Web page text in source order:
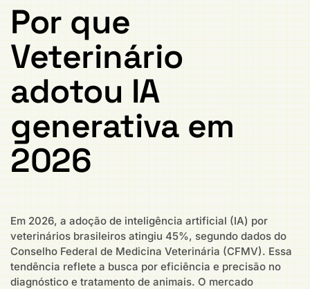
Por que
Veterinário
adotou IA
generativa em
2026
Em 2026, a adoção de inteligência artificial (IA) por
veterinários brasileiros atingiu 45%, segundo dados do
Conselho Federal de Medicina Veterinária (CFMV). Essa
tendência reflete a busca por eficiência e precisão no
diagnóstico e tratamento de animais. O mercado